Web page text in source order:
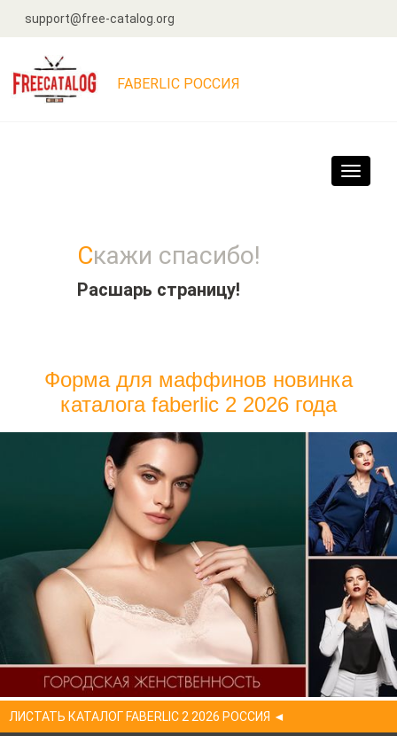
support@free-catalog.org
FABERLIC РОССИЯ
Скажи спасибо!
Расшарь страницу!
Форма для маффинов новинка
каталога faberlic 2 2026 года
ЛИСТАТЬ КАТАЛОГ FABERLIC 2 2026 РОССИЯ ◄